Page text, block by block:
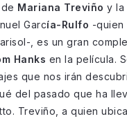
Mariana Treviño y la
García-Rulfo -quien
, es un gran
Hanks en la película.
que nos irán
del pasado que ha
Treviño, a quien